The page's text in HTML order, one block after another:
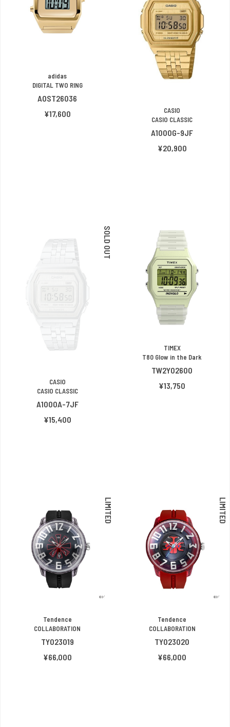
adidas
DIGITAL TWO RING
AOST26036
¥17,600
CASIO
CASIO CLASSIC
A1000G-9JF
¥20,900
SOLD OUT
CASIO
CASIO CLASSIC
A1000A-7JF
¥15,400
TIMEX
T80 Glow in the Dark
TW2Y02600
¥13,750
LIMITED
Tendence
COLLABORATION
TY023019
¥66,000
LIMITED
Tendence
COLLABORATION
TY023020
¥66,000